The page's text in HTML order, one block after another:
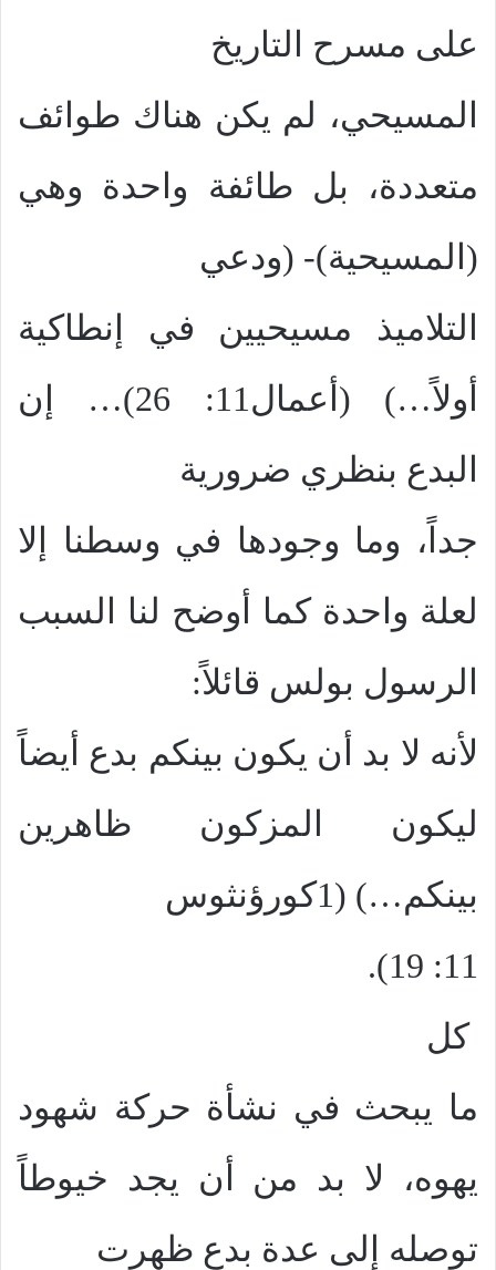
على مسرح التاريخ
المسيحي، لم يكن هناك طوائف
متعددة، بل طائفة واحدة وهي
(المسيحية)- (ودعي
التلاميذ مسيحيين في إنطاكية
أولاً…) (أعمال11: 26)… إن
البدع بنظري ضرورية
جداً، وما وجودها في وسطنا إلا
لعلة واحدة كما أوضح لنا السبب
الرسول بولس قائلاً:
لأنه لا بد أن يكون بينكم بدع أيضاً
ليكون المزكون ظاهرين
بينكم…) (1كورؤنثوس
11: 19).
كل
ما يبحث في نشأة حركة شهود
يهوه، لا بد من أن يجد خيوطاً
توصله إلى عدة بدع ظهرت